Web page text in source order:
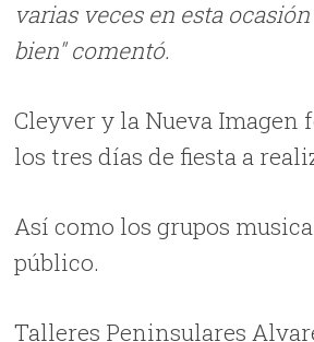
varias veces en esta
bien" comentó.
Cleyver y la Nueva Imagen
los tres días de fiesta a
Así como los grupos
público.
Talleres Peninsulares